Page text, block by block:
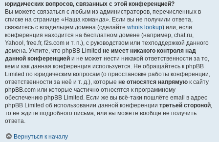
юридических вопросов, связанных с этой конференцией?
Вы можете связаться с любым из администраторов, перечисленных в
списке на странице «Наша команда». Если вы не получили ответа,
свяжитесь с владельцем домена (сделайте whois lookup) или, если
конференция находится на бесплатном домене (например, chat.ru,
Yahoo!, free.fr, f2s.com и т. п.), с руководством или техподдержкой данного
домена. Учтите, что phpBB Limited не имеет никакого контроля над
данной конференцией и не может нести никакой ответственности за то,
кем и как данная конференция используется. Не обращайтесь к phpBB
Limited по юридическим вопросам (о приостановке работы конференции,
ответственности за неё и т. д.), которые не относятся напрямую к сайту
phpBB.com или которые частично относятся к программному
обеспечению phpBB Limited. Если же вы всё-таки пошлёте email в адрес
phpBB Limited об использовании данной конференции третьей стороной,
то не ждите подробного письма, или вы можете вообще не получить
ответа.
Вернуться к началу